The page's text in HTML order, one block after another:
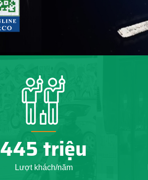
450triệu
Lượt khách/năm